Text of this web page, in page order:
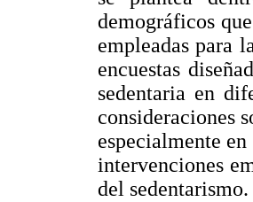
demográficos
empleadas para
encuestas
sedentaria en
consideraciones
especialmente
intervenciones
del sedentarismo.